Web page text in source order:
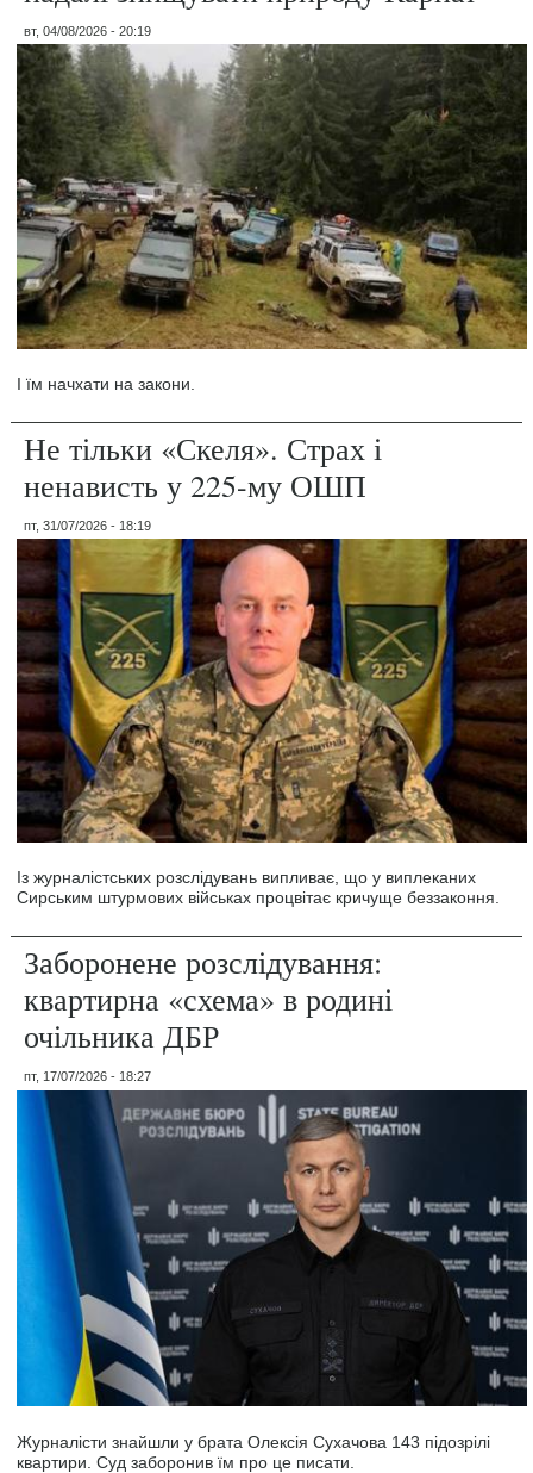
вт, 04/08/2026 - 20:19
І їм начхати на закони.
Не тільки «Скеля». Страх і
ненависть у 225-му ОШП
пт, 31/07/2026 - 18:19
Із журналістських розслідувань випливає, що у виплеканих
Сирським штурмових військах процвітає кричуще беззаконня.
Заборонене розслідування:
квартирна «схема» в родині
очільника ДБР
пт, 17/07/2026 - 18:27
Журналісти знайшли у брата Олексія Сухачова 143 підозрілі
квартири. Суд заборонив їм про це писати.